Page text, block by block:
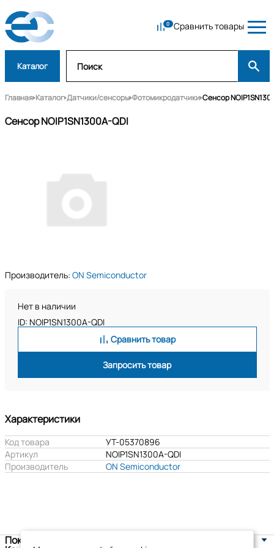
Сравнить товары
Каталог
Главная Каталог Датчики/сенсоры Фотомикродатчики Сенсор
Сенсор NOIP1SN1300A-QDI
Производитель: ON Semiconductor
Нет в наличии
ID: NOIP1SN1300A-QDI
Сравнить товар
Запросить товар
Характеристики
Код товара
УТ-05370896
Артикул
NOIP1SN1300A-QDI
Производитель
ON Semiconductor
Покупателям